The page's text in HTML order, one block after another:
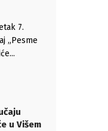
7.
„Pesme
u Višem